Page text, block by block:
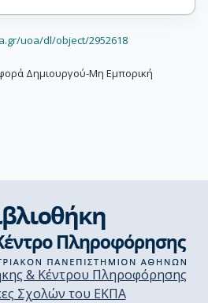
uoa/dl/object/2952618
Δημιουργού-Μη Εμπορική
& Κέντρου Πληροφόρησης
Σχολών του ΕΚΠΑ